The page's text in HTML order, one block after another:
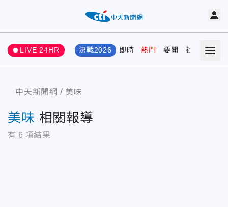
LIVE 24HR 決戰2026 即時 熱門 要聞 社會 娛樂
中天新聞網 美味
美味 相關報導
有 6 項結果